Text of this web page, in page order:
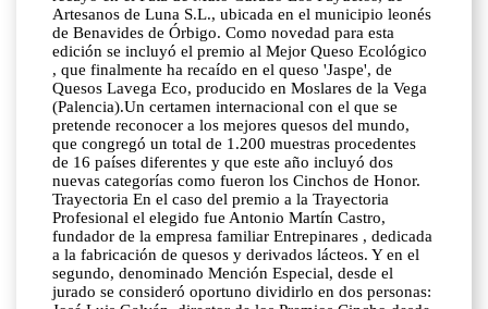
Artesanos de Luna S.L., ubicada en el municipio leonés
de Benavides de Órbigo. Como novedad para esta
edición se incluyó el premio al Mejor Queso Ecológico
, que finalmente ha recaído en el queso 'Jaspe', de
Quesos Lavega Eco, producido en Moslares de la Vega
(Palencia).Un certamen internacional con el que se
pretende reconocer a los mejores quesos del mundo,
que congregó un total de 1.200 muestras procedentes
de 16 países diferentes y que este año incluyó dos
nuevas categorías como fueron los Cinchos de Honor.
Trayectoria En el caso del premio a la Trayectoria
Profesional el elegido fue Antonio Martín Castro,
fundador de la empresa familiar Entrepinares , dedicada
a la fabricación de quesos y derivados lácteos. Y en el
segundo, denominado Mención Especial, desde el
jurado se consideró oportuno dividirlo en dos personas: